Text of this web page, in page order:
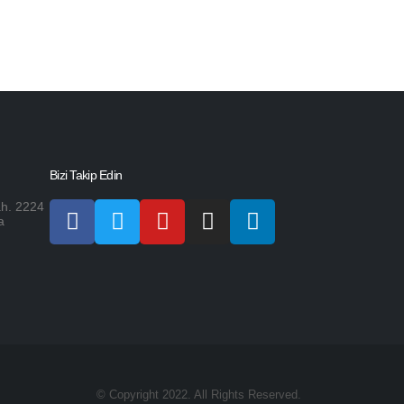
2224
Bizi Takip Edin
© Copyright 2022. All Rights Reserved.